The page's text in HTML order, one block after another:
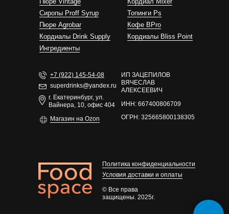
© Все права
защищены. 2025г.
ИП ЗАЦЕПИЛОВ
ВЯЧЕСЛАВ
АЛЕКСЕЕВИЧ
ИНН: 667400806709
ОГРН: 325665800138305
Cиропы Proff Syrup
Пюре Agrobar
Кордиалы Drink Supply
Ингредиенты
Политика конфиденциальности
Условия доставки и оплаты
superdrinks@yandex.ru
+7 (922) 145-54-08
г. Екатеринбург, ул.
Вайнера, 10, офис 404
Магазин на Ozon
Топинги Ps
Кофе BPro
Кордиалы Bliss Point